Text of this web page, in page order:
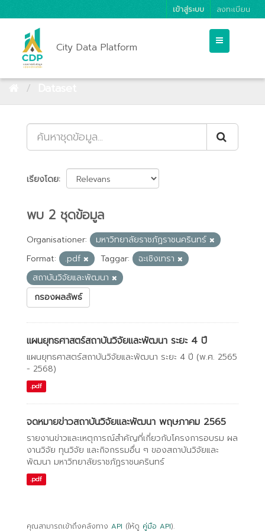
เข้าสู่ระบบ ลงทะเบียน
City Data Platform
เรียงโดย
พบ 2 ชุดข้อมูล
Organisationer:
มหาวิทยาลัยราชภัฏราชนครินทร์
Format:
.pdf Taggar:
ฉะเชิงเทรา
สถาบันวิจัยและพัฒนา
กรองผลลัพธ์
แผนยุทธศาสตร์สถาบันวิจัยและพัฒนา ระยะ 4 ปี
แผนยุทธศาสตร์สถาบันวิจัยและพัฒนา ระยะ 4 ปี (พ.ศ. 2565
- 2568)
.pdf
จดหมายข่าวสถาบันวิจัยและพัฒนา พฤษภาคม 2565
รายงานข่าวและเหตุการณ์สำคัญที่เกี่ยวกับโครงการอบรม ผล
งานวิจัย ทุนวิจัย และกิจกรรมอื่น ๆ ของสถาบันวิจัยและ
พัฒนา มหาวิทยาลัยราชภัฏราชนครินทร์
.pdf
คุณสามารถเข้าถึงคลังทาง API (ให้ดู คู่มือ API).